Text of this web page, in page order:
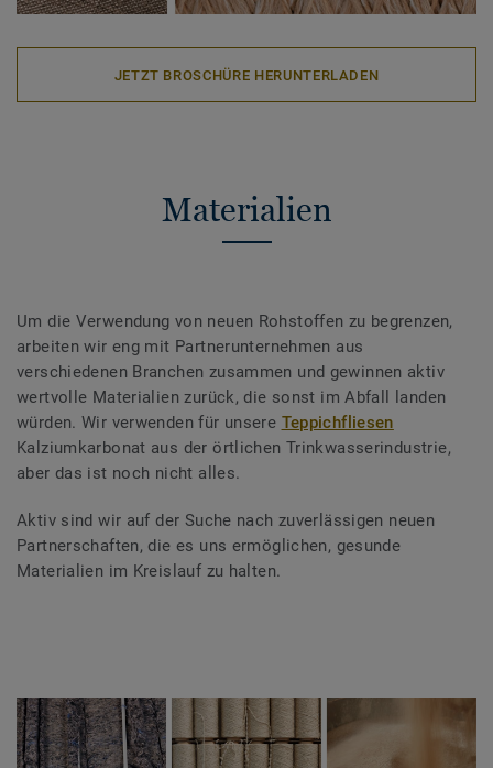
JETZT BROSCHÜRE HERUNTERLADEN
Materialien
Um die Verwendung von neuen Rohstoffen zu begrenzen,
arbeiten wir eng mit Partnerunternehmen aus
verschiedenen Branchen zusammen und gewinnen aktiv
wertvolle Materialien zurück, die sonst im Abfall landen
würden. Wir verwenden für unsere Teppichfliesen
Kalziumkarbonat aus der örtlichen Trinkwasserindustrie,
aber das ist noch nicht alles.
Aktiv sind wir auf der Suche nach zuverlässigen neuen
Partnerschaften, die es uns ermöglichen, gesunde
Materialien im Kreislauf zu halten.